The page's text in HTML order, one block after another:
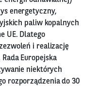
energetyczny,
paliw kopalnych
UE. Dlatego
i realizację
Europejska
niektórych
rozporządzenia do 30